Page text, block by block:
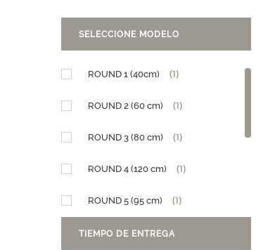
SELECCIONE MODELO
ROUND 1 (40cm) (1)
ROUND 2 (60 cm) (1)
ROUND 3 (80 cm) (1)
ROUND 4 (120 cm) (1)
ROUND 5 (95 cm) (1)
Diseño Granja (1)
TIEMPO DE ENTREGA